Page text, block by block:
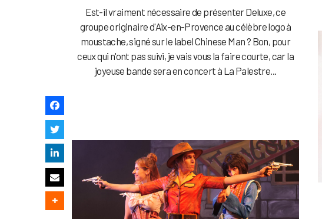
Est-il vraiment nécessaire de présenter Deluxe, ce
groupe originaire d'Aix-en-Provence au célèbre logo à
moustache, signé sur le label Chinese Man ? Bon, pour
ceux qui n'ont pas suivi, je vais vous la faire courte, car la
joyeuse bande sera en concert à La Palestre...